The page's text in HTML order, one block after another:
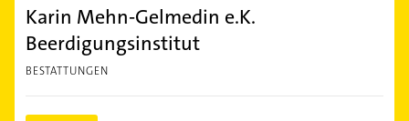
Karin Mehn-Gelmedin e.K.
Beerdigungsinstitut
BESTATTUNGEN